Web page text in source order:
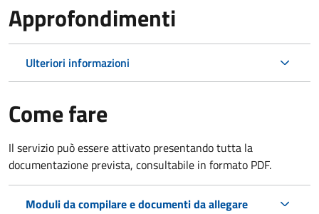
Approfondimenti
Ulteriori informazioni
Come fare
Il servizio può essere attivato presentando tutta la
documentazione prevista, consultabile in formato PDF.
Moduli da compilare e documenti da allegare